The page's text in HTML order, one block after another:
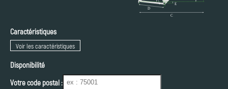
Caractéristiques
Voir les caractéristiques
Disponibilité
Votre code postal :